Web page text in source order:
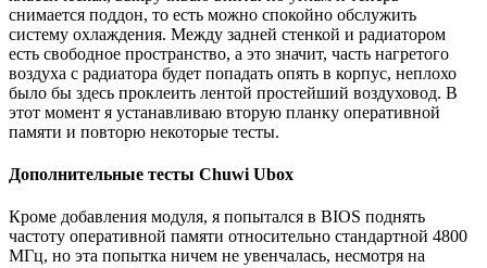
снимается поддон, то есть можно спокойно обслужить
систему охлаждения. Между задней стенкой и радиатором
есть свободное пространство, а это значит, часть нагретого
воздуха с радиатора будет попадать опять в корпус, неплохо
было бы здесь проклеить лентой простейший воздуховод. В
этот момент я устанавливаю вторую планку оперативной
памяти и повторю некоторые тесты.
Дополнительные тесты Chuwi Ubox
Кроме добавления модуля, я попытался в BIOS поднять
частоту оперативной памяти относительно стандартной 4800
МГц, но эта попытка ничем не увенчалась, несмотря на